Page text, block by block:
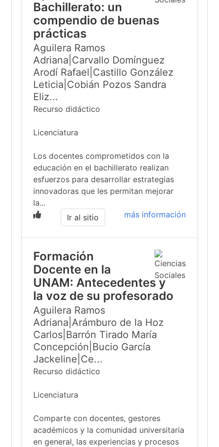
Bachillerato: un
compendio de buenas
prácticas
Aguilera Ramos
Adriana|Carvallo Domínguez
Arodí Rafael|Castillo González
Leticia|Cobián Pozos Sandra
Eliz...
Recurso didáctico
Licenciatura
Los docentes comprometidos con la
educación en el bachillerato realizan
esfuerzos para desarrollar estrategias
innovadoras que les permitan mejorar
la...
más información
Ir al sitio
Formación
Docente en la
UNAM: Antecedentes y
la voz de su profesorado
Aguilera Ramos
Adriana|Arámburo de la Hoz
Carlos|Barrón Tirado María
Concepción|Bucio García
Jackeline|Ce...
Recurso didáctico
Licenciatura
Comparte con docentes, gestores
académicos y la comunidad universitaria
en general, las experiencias y procesos